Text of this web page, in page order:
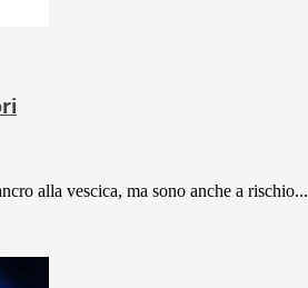
alla vescica, ma sono anche a rischio...